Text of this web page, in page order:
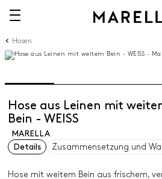
Hosen
Hose aus Leinen mit
Bein - WEISS
MARELLA
Details
Zusammensetzung und
Hose mit weitem Bein aus frischem,